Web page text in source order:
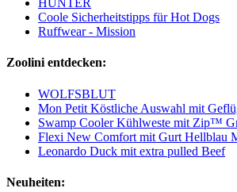
HUNTER
Coole Sicherheitstipps für Hot Dogs
Ruffwear - Mission
Zoolini entdecken:
WOLFSBLUT
Mon Petit Köstliche Auswahl mit
Swamp Cooler Kühlweste mit Zip™
Flexi New Comfort mit Gurt Hellblau
Leonardo Duck mit extra pulled Beef
Neuheiten: